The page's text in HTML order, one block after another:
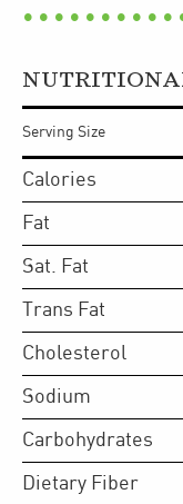
Serving Size
Calories
Fat
Sat. Fat
Trans Fat
Cholesterol
Sodium
Carbohydrates
Dietary Fiber